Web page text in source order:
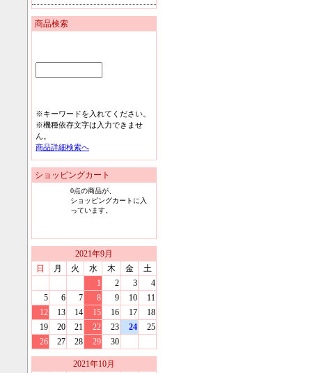
商品検索
※キーワードを入れてください。
※機種依存文字は入力できませ
ん。
商品詳細検索へ
ショッピングカート
0点の商品が、
ショッピングカートに入
っています。
2021年9月
日
月 火 水 木 金
土
1
2 3
4
5
6 7 8 9 10
11
12
13 14 15 16 17
18
19
20 21 22 23 24
25
26
27 28 29 30
2021年10月